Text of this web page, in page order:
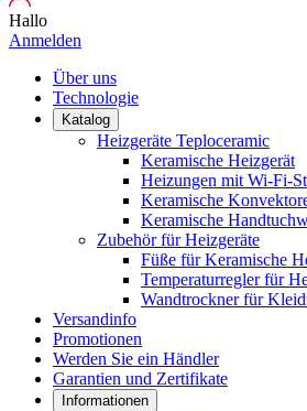
Hallo
Anmelden
Über uns
Technologie
Katalog
Heizgeräte Teploceramic
Keramische Heizgerät
Heizungen mit Wi-Fi-
Keramische
Keramische
Zubehör für Heizgeräte
Füße für Keramische
Temperaturregler für
Wandtrockner für
Versandinfo
Promotionen
Werden Sie ein Händler
Garantien und Zertifikate
Informationen